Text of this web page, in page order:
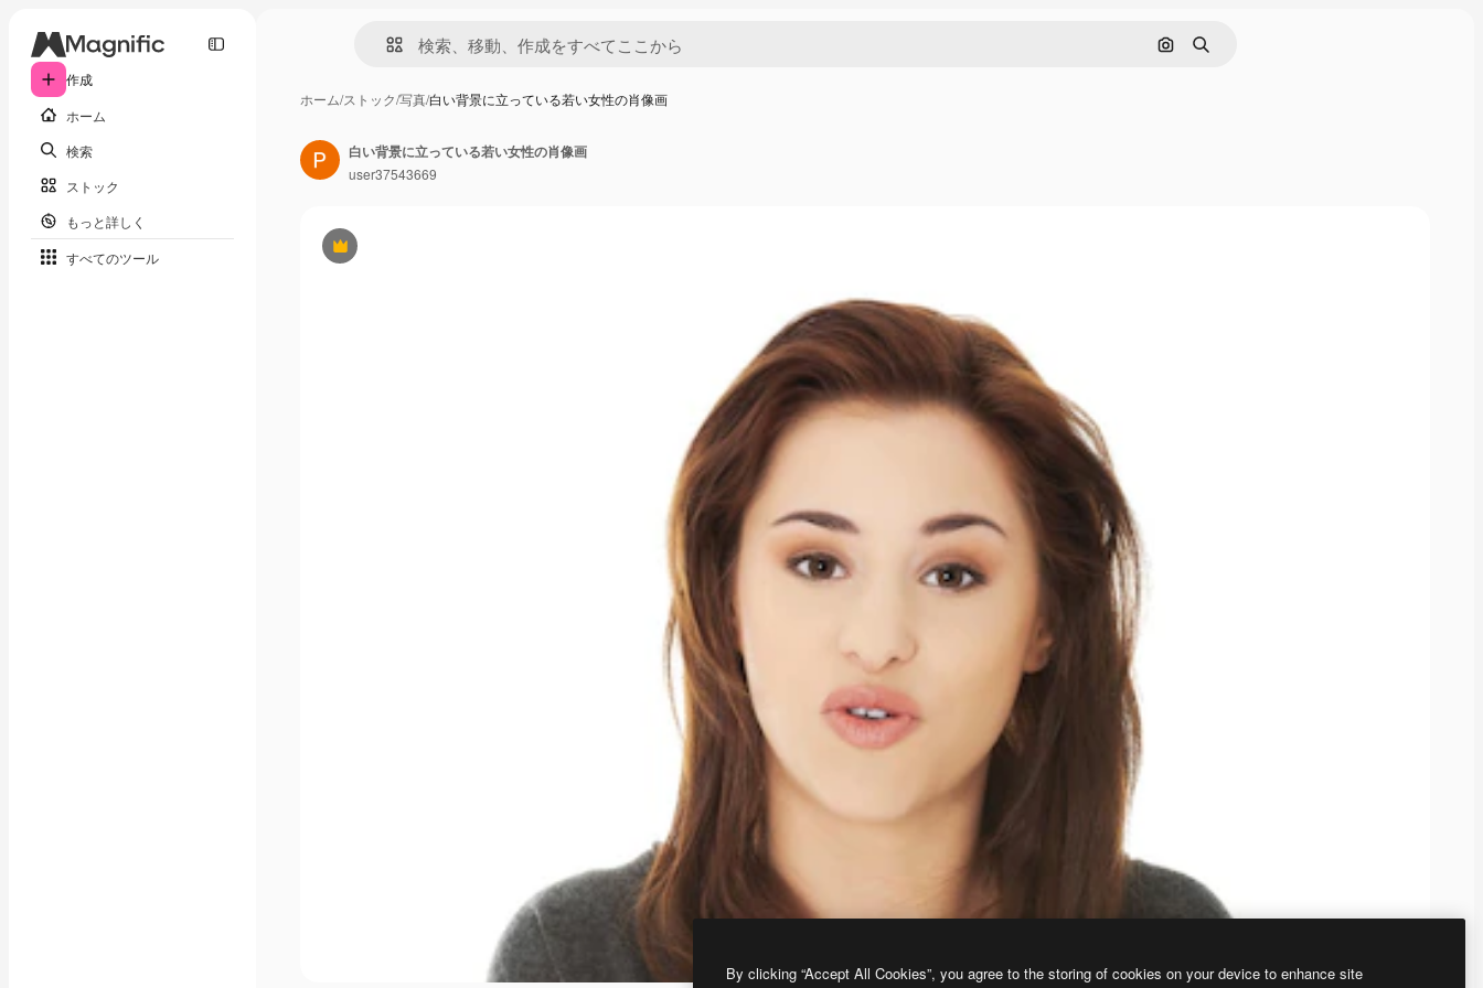
作成
ホーム
検索
ストック
もっと詳しく
すべてのツール
画像で検索
検索
ホーム/ストック/写真/白い背景に立っている若い女性の肖像画
Premium
白い背景に立っている若い女性の肖像画
user37543669
By clicking “Accept All Cookies”, you agree to the storing of cookies on your device to enhance site